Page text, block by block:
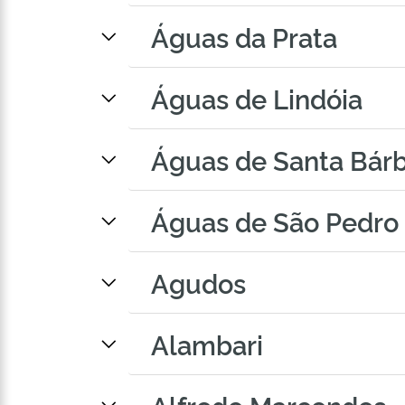
Águas da Prata
Águas de Lindóia
Águas de Santa
Águas de São Pedro
Agudos
Alambari